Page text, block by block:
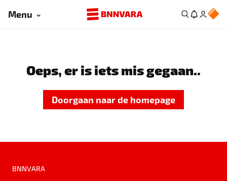
Menu
Oeps, er is iets mis gegaan..
Doorgaan naar de homepage
BNNVARA